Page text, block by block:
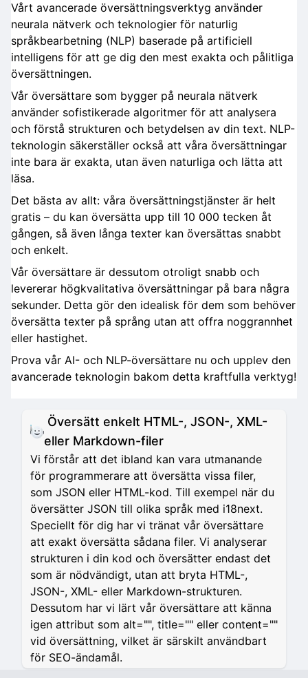
Vårt avancerade översättningsverktyg använder
neurala nätverk och teknologier för naturlig
språkbearbetning (NLP) baserade på artificiell
intelligens för att ge dig den mest exakta och pålitliga
översättningen.
Vår översättare som bygger på neurala nätverk
använder sofistikerade algoritmer för att analysera
och förstå strukturen och betydelsen av din text. NLP-
teknologin säkerställer också att våra översättningar
inte bara är exakta, utan även naturliga och lätta att
läsa.
Det bästa av allt: våra översättningstjänster är helt
gratis – du kan översätta upp till 10 000 tecken åt
gången, så även långa texter kan översättas snabbt
och enkelt.
Vår översättare är dessutom otroligt snabb och
levererar högkvalitativa översättningar på bara några
sekunder. Detta gör den idealisk för dem som behöver
översätta texter på språng utan att offra noggrannhet
eller hastighet.
Prova vår AI- och NLP-översättare nu och upplev den
avancerade teknologin bakom detta kraftfulla verktyg!
Översätt enkelt HTML-, JSON-, XML-
eller Markdown-filer
Vi förstår att det ibland kan vara utmanande
för programmerare att översätta vissa filer,
som JSON eller HTML-kod. Till exempel när du
översätter JSON till olika språk med i18next.
Speciellt för dig har vi tränat vår översättare
att exakt översätta sådana filer. Vi analyserar
strukturen i din kod och översätter endast det
som är nödvändigt, utan att bryta HTML-,
JSON-, XML- eller Markdown-strukturen.
Dessutom har vi lärt vår översättare att känna
igen attribut som alt="", title="" eller content=""
vid översättning, vilket är särskilt användbart
för SEO-ändamål.